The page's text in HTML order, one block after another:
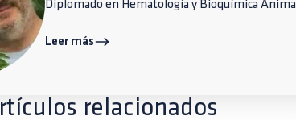
Diplomado en Hematología y Bioquímica Animal
Leer más
relacionados